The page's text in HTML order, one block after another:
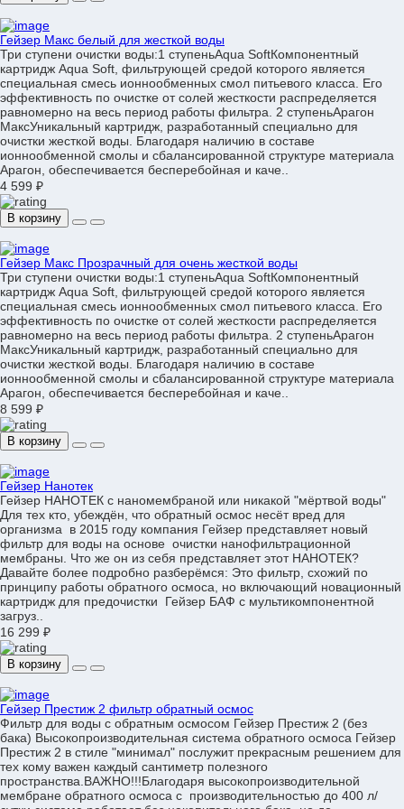
Гейзер Макс белый для жесткой воды
Три ступени очистки воды:1 ступеньAqua SoftКомпонентный
картридж Aqua Soft, фильтрующей средой которого является
специальная смесь ионнообменных смол питьевого класса. Его
эффективность по очистке от солей жесткости распределяется
равномерно на весь период работы фильтра. 2 ступеньАрагон
МаксУникальный картридж, разработанный специально для
очистки жесткой воды. Благодаря наличию в составе
ионнообменной смолы и сбалансированной структуре материала
Арагон, обеспечивается бесперебойная и каче..
4 599 ₽
В корзину
Гейзер Макс Прозрачный для очень жесткой воды
Три ступени очистки воды:1 ступеньAqua SoftКомпонентный
картридж Aqua Soft, фильтрующей средой которого является
специальная смесь ионнообменных смол питьевого класса. Его
эффективность по очистке от солей жесткости распределяется
равномерно на весь период работы фильтра. 2 ступеньАрагон
МаксУникальный картридж, разработанный специально для
очистки жесткой воды. Благодаря наличию в составе
ионнообменной смолы и сбалансированной структуре материала
Арагон, обеспечивается бесперебойная и каче..
8 599 ₽
В корзину
Гейзер Нанотек
Гейзер НАНОТЕК с наномембраной или никакой "мёртвой воды"
Для тех кто, убеждён, что обратный осмос несёт вред для
организма в 2015 году компания Гейзер представляет новый
фильтр для воды на основе очистки нанофильтрационной
мембраны. Что же он из себя представляет этот НАНОТЕК?
Давайте более подробно разберёмся: Это фильтр, схожий по
принципу работы обратного осмоса, но включающий новационный
картридж для предочистки Гейзер БАФ с мультикомпонентной
загруз..
16 299 ₽
В корзину
Гейзер Престиж 2 фильтр обратный осмос
Фильтр для воды с обратным осмосом Гейзер Престиж 2 (без
бака) Высокопроизводительная система обратного осмоса Гейзер
Престиж 2 в стиле "минимал" послужит прекрасным решением для
тех кому важен каждый сантиметр полезного
пространства.ВАЖНО!!!Благодаря высокопроизводительной
мембране обратного осмоса с производительностью до 400 л/